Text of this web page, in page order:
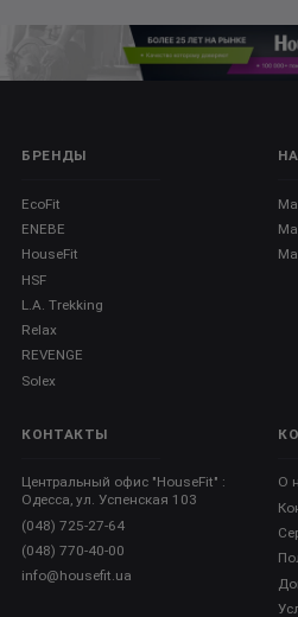
БРЕНДЫ
EcoFit
ENEBE
HouseFit
HSF
L.A. Trekking
Relax
REVENGE
Solex
КОНТАКТЫ
Центральный офис "HouseFit" :
Одесса, ул. Успенская 103
(048) 725-27-64
(048) 770-40-00
info@housefit.ua
О